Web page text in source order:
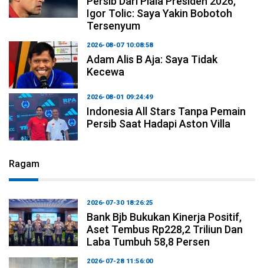
Igor Tolic: Saya Yakin Bobotoh
Tersenyum
2026-08-07 10:08:58
Adam Alis B Aja: Saya Tidak
Kecewa
2026-08-01 09:24:49
Indonesia All Stars Tanpa Pemain
Persib Saat Hadapi Aston Villa
Ragam
2026-07-30 18:26:25
Bank Bjb Bukukan Kinerja Positif,
Aset Tembus Rp228,2 Triliun Dan
Laba Tumbuh 58,8 Persen
2026-07-28 11:56:00